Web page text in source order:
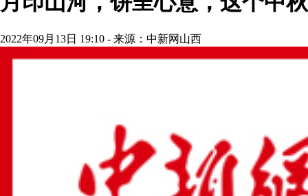
2022年09月13日 19:10 - 来源：中新网山西